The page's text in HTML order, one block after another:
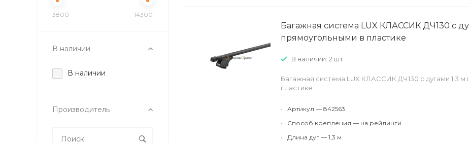
3800 14300
В наличии
В наличии
Производитель
Багажная система LUX КЛАССИК ДЧ130 с
прямоугольными в пластике
В наличии: 2 шт.
Багажная система LUX КЛАССИК ДЧ130 с дугами 1,3 м
пластике
•
Артикул — 842563
•
Способ крепления — на рейлинги
•
Длина дуг — 1,3 м